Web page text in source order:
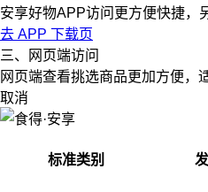
安享好物APP访问更方便快捷，
去 APP 下载页
三、网页端访问
网页端查看挑选商品更加方便，
取消
标准类别